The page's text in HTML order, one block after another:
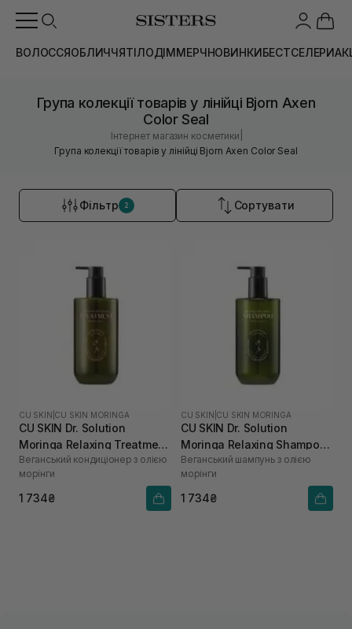
ВОЛОССЯОБЛИЧЧЯТІЛОДІММЕРЧНОВИНКИБЕСТСЕЛЕРИ
Група колекції товарів у лінійці Bjorn Axen
Color Seal
Інтернет магазин косметики
Група колекції товарів у лінійці Bjorn Axen Color Seal
Фільтр 2 Сортувати
CU SKIN CU SKIN MORINGA
CU SKIN Dr. Solution
Moringa Relaxing Treatment
400 мл
Веганський кондиціонер з олією
морінги
1 734₴
CU SKIN CU SKIN MORINGA
CU SKIN Dr. Solution
Moringa Relaxing Shampoo
400 мл
Веганський шампунь з олією
морінги
1 734₴